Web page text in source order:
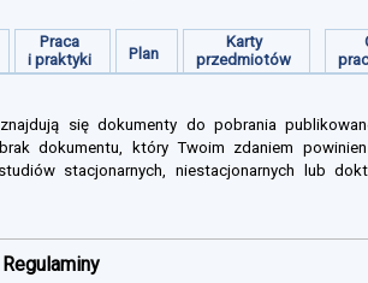
Praca
i praktyki
Plan
Karty
przedmiotów
się dokumenty do pobrania
dokumentu, który Twoim zdaniem
stacjonarnych, niestacjonarnych lub